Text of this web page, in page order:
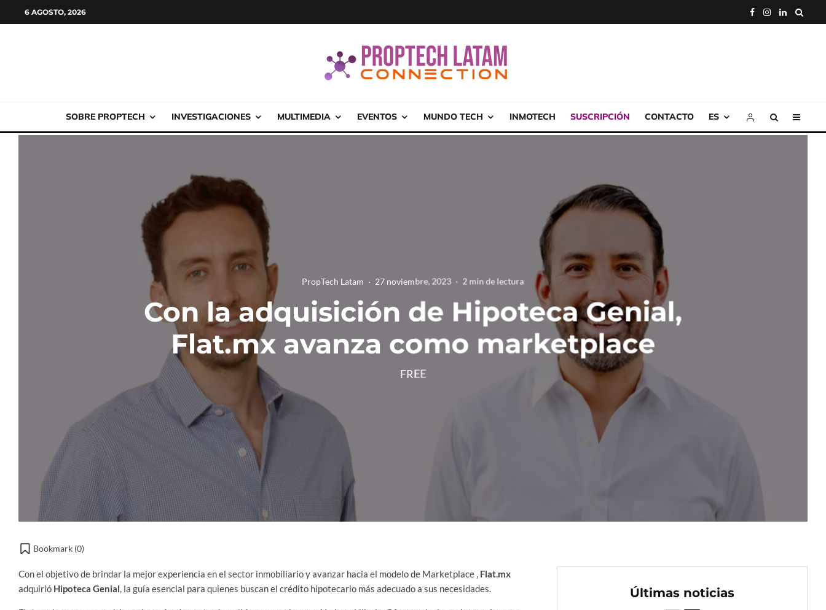
6 AGOSTO, 2026
SOBRE PROPTECH INVESTIGACIONES MULTIMEDIA EVENTOS MUNDO TECH INMOTECH SUSCRIPCIÓN CONTACTO ES
PropTech Latam · 27 noviembre, 2023 · 2 min de lectura
Con la adquisición de Hipoteca Genial,
Flat.mx avanza como marketplace
FREE
Bookmark (0)
Con el objetivo de brindar la mejor experiencia en el sector inmobiliario y avanzar hacia el modelo de Marketplace , Flat.mx
adquirió Hipoteca Genial, la guía esencial para quienes buscan el crédito hipotecario más adecuado a sus necesidades. Últimas noticias